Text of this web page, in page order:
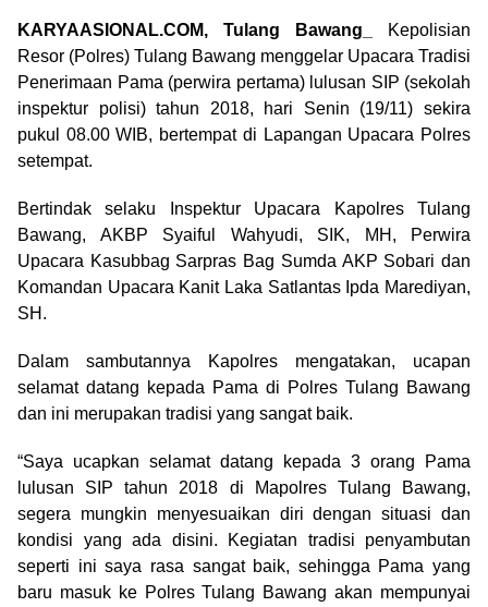
KARYAASIONAL.COM, Tulang Bawang_
Kepolisian
Resor (Polres) Tulang Bawang menggelar Upacara Tradisi
Penerimaan Pama (perwira pertama) lulusan SIP (sekolah
inspektur polisi) tahun 2018, hari Senin (19/11) sekira
pukul 08.00 WIB, bertempat di Lapangan Upacara Polres
setempat.
Bertindak selaku Inspektur Upacara Kapolres Tulang
Bawang, AKBP Syaiful Wahyudi, SIK, MH, Perwira
Upacara Kasubbag Sarpras Bag Sumda AKP Sobari dan
Komandan Upacara Kanit Laka Satlantas Ipda Marediyan,
SH.
Dalam sambutannya Kapolres mengatakan, ucapan
selamat datang kepada Pama di Polres Tulang Bawang
dan ini merupakan tradisi yang sangat baik.
“Saya ucapkan selamat datang kepada 3 orang Pama
lulusan SIP tahun 2018 di Mapolres Tulang Bawang,
segera mungkin menyesuaikan diri dengan situasi dan
kondisi yang ada disini. Kegiatan tradisi penyambutan
seperti ini saya rasa sangat baik, sehingga Pama yang
baru masuk ke Polres Tulang Bawang akan mempunyai